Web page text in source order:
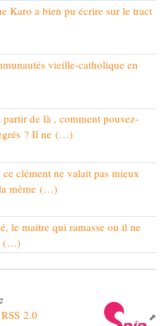
Karo a bien pu écrire sur le tract
vieille-catholique en
partir de là , comment pouvez-
? Il ne (…)
clément ne valait pas mieux
la même (…)
le maitre qui ramasse ou il ne
(…)
RSS 2.0